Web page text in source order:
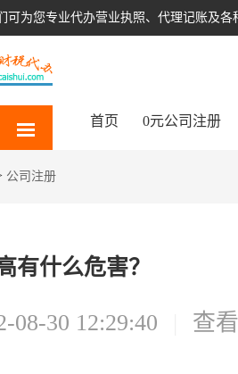
可为您专业代办营业执照、代理记账及各
首页 0元公司注册
公司注册
有什么危害？
08-30 12:29:40 查